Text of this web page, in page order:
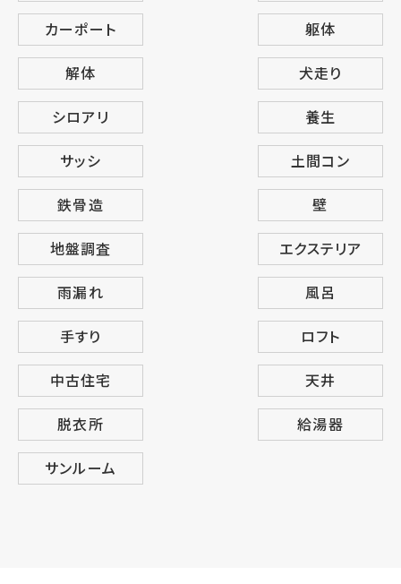
カーポート 躯体
解体 犬走り
シロアリ 養生
サッシ 土間コン
鉄骨造 壁
地盤調査 エクステリア
雨漏れ 風呂
手すり ロフト
中古住宅 天井
脱衣所 給湯器
サンルーム